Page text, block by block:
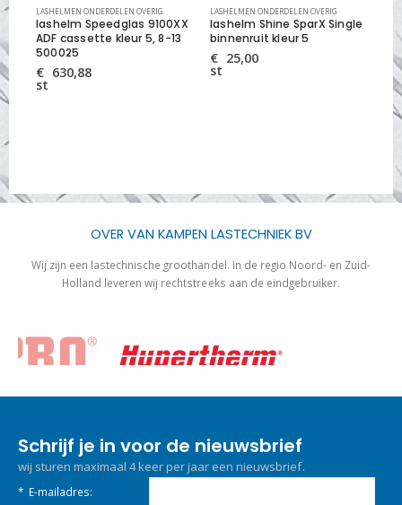
VEILIGHEID LASHELMEN ONDERDELEN OVERIG
lashelm Speedglas 9100XX
ADF cassette kleur 5, 8-13
500025
€ 630,88
st
LASHELMEN ONDERDELEN OVERIG
lashelm Shine SparX Single
binnenruit kleur 5
€ 25,00
st st
OVER VAN KAMPEN LASTECHNIEK BV
Wij zijn een lastechnische groothandel. In de regio Noord- en Zuid-
Holland leveren wij rechtstreeks aan de eindgebruiker.
Schrijf je in voor de nieuwsbrief
wij sturen maximaal 4 keer per jaar een nieuwsbrief.
* E-mailadres: